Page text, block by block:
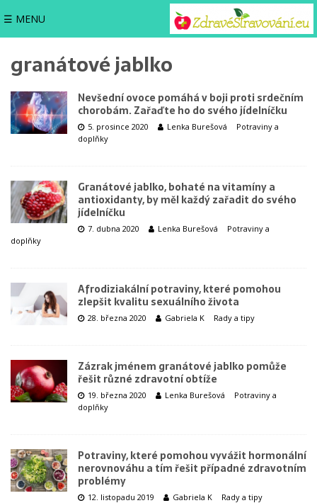
☰ MENU
granátové jablko
Nevšední ovoce pomáhá v boji proti srdečním
chorobám. Zařaďte ho do svého jídelníčku
5. prosince 2020 Lenka Burešová
Potraviny a
doplňky
Granátové jablko, bohaté na vitamíny a
antioxidanty, by měl každý zařadit do svého
jídelníčku
7. dubna 2020 Lenka Burešová
Potraviny a
doplňky
Afrodiziakální potraviny, které pomohou
zlepšit kvalitu sexuálního života
28. března 2020 Gabriela K Rady a tipy
Zázrak jménem granátové jablko pomůže
řešit různé zdravotní obtíže
19. března 2020 Lenka Burešová
Potraviny a
doplňky
Potraviny, které pomohou vyvážit hormonální
nerovnováhu a tím řešit případné zdravotním
problémy
12. listopadu 2019 Gabriela K Rady a tipy